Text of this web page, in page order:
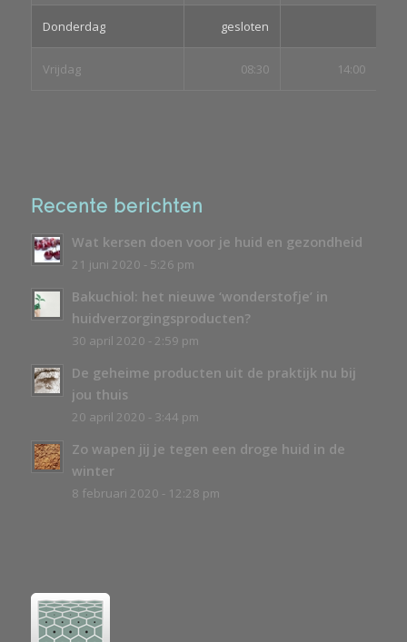
Donderdag gesloten
Vrijdag 08:30 14:00
Recente berichten
Wat kersen doen voor je huid en gezondheid
21 juni 2020 - 5:26 pm
Bakuchiol: het nieuwe ‘wonderstofje’ in
huidverzorgingsproducten?
30 april 2020 - 2:59 pm
De geheime producten uit de praktijk nu bij
jou thuis
20 april 2020 - 3:44 pm
Zo wapen jij je tegen een droge huid in de
winter
8 februari 2020 - 12:28 pm